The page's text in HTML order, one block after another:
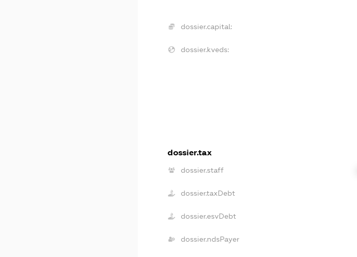
dossier.capital:
dossier.kveds:
dossier.tax
dossier.staff
dossier.taxDebt
dossier.esvDebt
dossier.ndsPayer